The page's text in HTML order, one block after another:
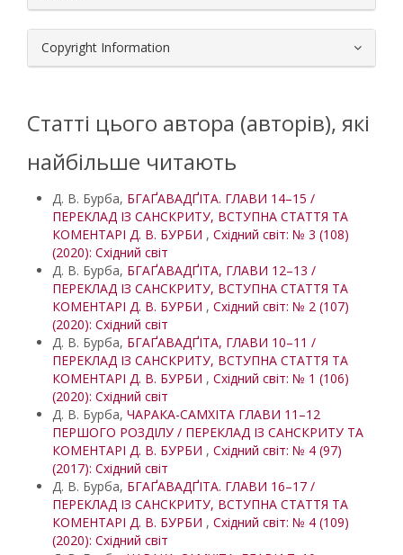
Copyright Information
Статті цього автора (авторів), які
найбільше читають
Д. В. Бурба, БГАҐАВАДҐІТА. ГЛАВИ 14–15 /
ПЕРЕКЛАД ІЗ САНСКРИТУ, ВСТУПНА СТАТТЯ ТА
КОМЕНТАРІ Д. В. БУРБИ , Східний світ: № 3 (108)
(2020): Східний світ
Д. В. Бурба, БГАҐАВАДҐІТА, ГЛАВИ 12–13 /
ПЕРЕКЛАД ІЗ САНСКРИТУ, ВСТУПНА СТАТТЯ ТА
КОМЕНТАРІ Д. В. БУРБИ , Східний світ: № 2 (107)
(2020): Східний світ
Д. В. Бурба, БГАҐАВАДҐІТА, ГЛАВИ 10–11 /
ПЕРЕКЛАД ІЗ САНСКРИТУ, ВСТУПНА СТАТТЯ ТА
КОМЕНТАРІ Д. В. БУРБИ , Східний світ: № 1 (106)
(2020): Східний світ
Д. В. Бурба, ЧАРАКА-САМХІТА ГЛАВИ 11–12
ПЕРШОГО РОЗДІЛУ / ПЕРЕКЛАД ІЗ САНСКРИТУ ТА
КОМЕНТАРІ Д. В. БУРБИ , Східний світ: № 4 (97)
(2017): Східний світ
Д. В. Бурба, БГАҐАВАДҐІТА. ГЛАВИ 16–17 /
ПЕРЕКЛАД ІЗ САНСКРИТУ, ВСТУПНА СТАТТЯ ТА
КОМЕНТАРІ Д. В. БУРБИ , Східний світ: № 4 (109)
(2020): Східний світ